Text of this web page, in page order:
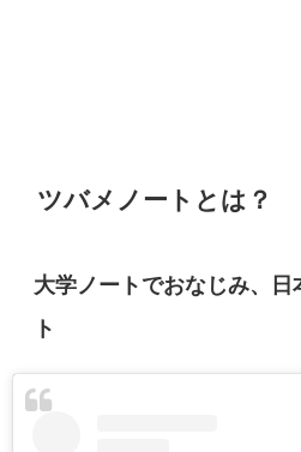
ツバメノートとは？
大学ノートでおなじみ、
ト